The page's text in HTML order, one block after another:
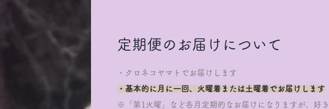
定期便のお届けについて
・クロネコヤマトでお届けします
・基本的に月に一回、火曜着または土曜着でお届けします
※「第1火曜」など各月定期的なお届けになりますが、好